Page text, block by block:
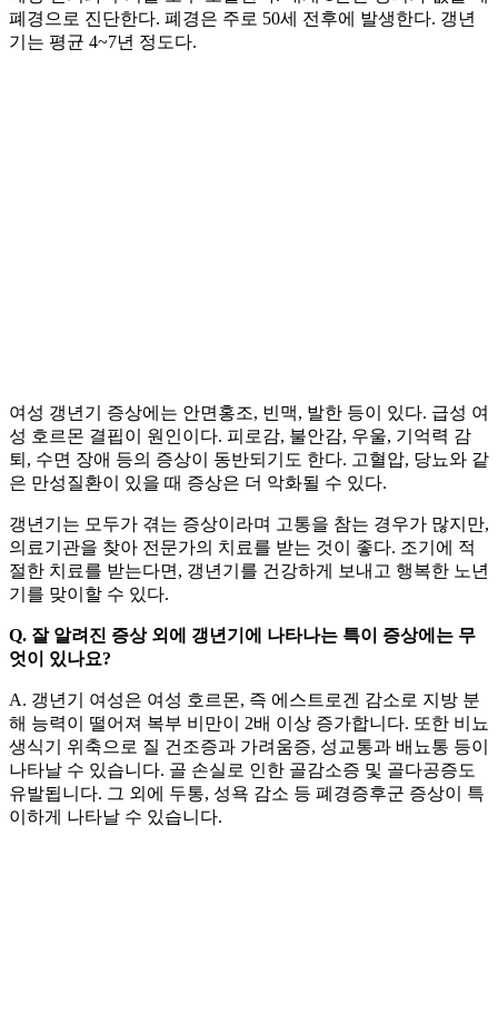
폐경으로 진단한다. 폐경은 주로 50세 전후에 발생한다. 갱년
기는 평균 4~7년 정도다.
여성 갱년기 증상에는 안면홍조, 빈맥, 발한 등이 있다. 급성 여
성 호르몬 결핍이 원인이다. 피로감, 불안감, 우울, 기억력 감
퇴, 수면 장애 등의 증상이 동반되기도 한다. 고혈압, 당뇨와 같
은 만성질환이 있을 때 증상은 더 악화될 수 있다.
갱년기는 모두가 겪는 증상이라며 고통을 참는 경우가 많지만,
의료기관을 찾아 전문가의 치료를 받는 것이 좋다. 조기에 적
절한 치료를 받는다면, 갱년기를 건강하게 보내고 행복한 노년
기를 맞이할 수 있다.
Q. 잘 알려진 증상 외에 갱년기에 나타나는 특이 증상에는 무
엇이 있나요?
A. 갱년기 여성은 여성 호르몬, 즉 에스트로겐 감소로 지방 분
해 능력이 떨어져 복부 비만이 2배 이상 증가합니다. 또한 비뇨
생식기 위축으로 질 건조증과 가려움증, 성교통과 배뇨통 등이
나타날 수 있습니다. 골 손실로 인한 골감소증 및 골다공증도
유발됩니다. 그 외에 두통, 성욕 감소 등 폐경증후군 증상이 특
이하게 나타날 수 있습니다.